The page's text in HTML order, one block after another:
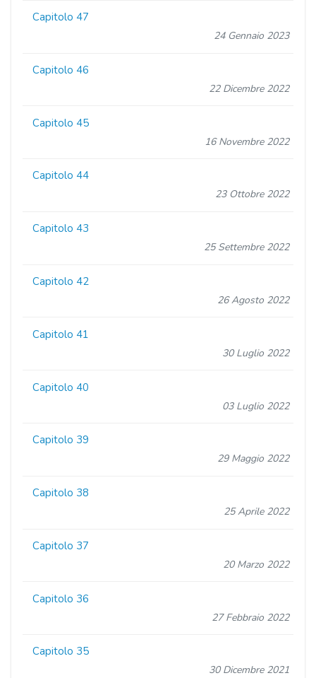
Capitolo 47
24 Gennaio 2023
Capitolo 46
22 Dicembre 2022
Capitolo 45
16 Novembre 2022
Capitolo 44
23 Ottobre 2022
Capitolo 43
25 Settembre 2022
Capitolo 42
26 Agosto 2022
Capitolo 41
30 Luglio 2022
Capitolo 40
03 Luglio 2022
Capitolo 39
29 Maggio 2022
Capitolo 38
25 Aprile 2022
Capitolo 37
20 Marzo 2022
Capitolo 36
27 Febbraio 2022
Capitolo 35
30 Dicembre 2021